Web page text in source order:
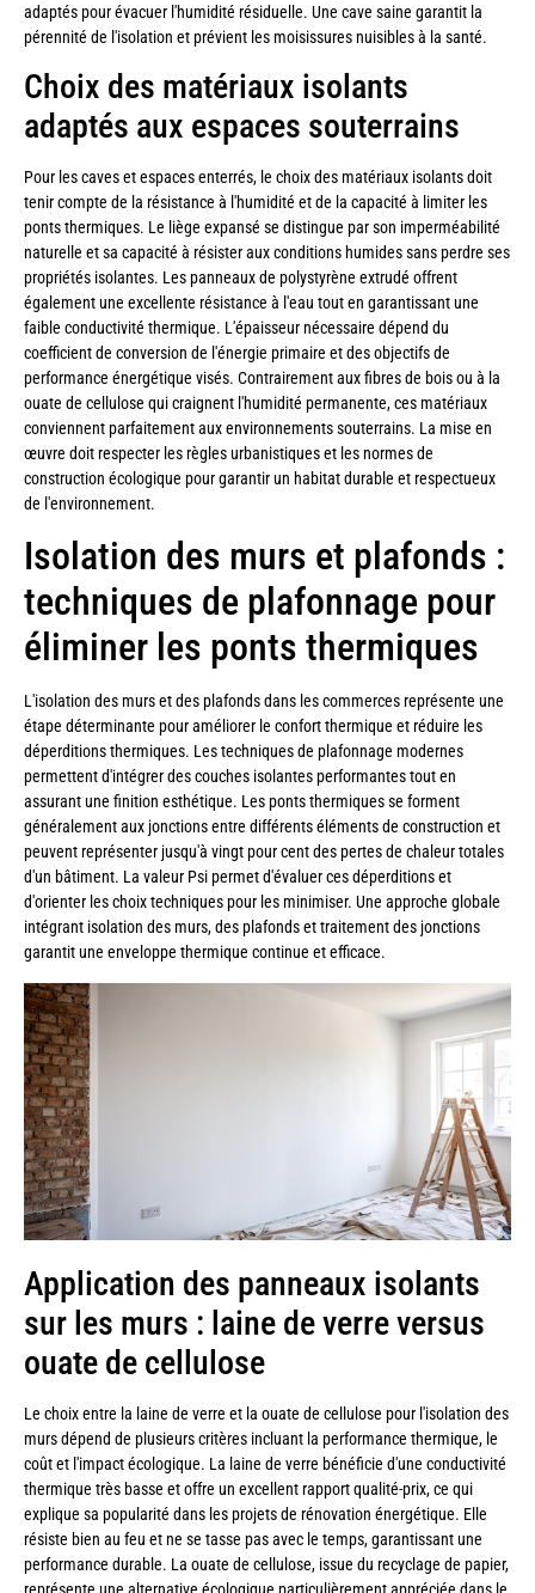
adaptés pour évacuer l'humidité résiduelle. Une cave saine garantit la
pérennité de l'isolation et prévient les moisissures nuisibles à la santé.
Choix des matériaux isolants
adaptés aux espaces souterrains
Pour les caves et espaces enterrés, le choix des matériaux isolants doit
tenir compte de la résistance à l'humidité et de la capacité à limiter les
ponts thermiques. Le liège expansé se distingue par son imperméabilité
naturelle et sa capacité à résister aux conditions humides sans perdre ses
propriétés isolantes. Les panneaux de polystyrène extrudé offrent
également une excellente résistance à l'eau tout en garantissant une
faible conductivité thermique. L'épaisseur nécessaire dépend du
coefficient de conversion de l'énergie primaire et des objectifs de
performance énergétique visés. Contrairement aux fibres de bois ou à la
ouate de cellulose qui craignent l'humidité permanente, ces matériaux
conviennent parfaitement aux environnements souterrains. La mise en
œuvre doit respecter les règles urbanistiques et les normes de
construction écologique pour garantir un habitat durable et respectueux
de l'environnement.
Isolation des murs et plafonds :
techniques de plafonnage pour
éliminer les ponts thermiques
L'isolation des murs et des plafonds dans les commerces représente une
étape déterminante pour améliorer le confort thermique et réduire les
déperditions thermiques. Les techniques de plafonnage modernes
permettent d'intégrer des couches isolantes performantes tout en
assurant une finition esthétique. Les ponts thermiques se forment
généralement aux jonctions entre différents éléments de construction et
peuvent représenter jusqu'à vingt pour cent des pertes de chaleur totales
d'un bâtiment. La valeur Psi permet d'évaluer ces déperditions et
d'orienter les choix techniques pour les minimiser. Une approche globale
intégrant isolation des murs, des plafonds et traitement des jonctions
garantit une enveloppe thermique continue et efficace.
Application des panneaux isolants
sur les murs : laine de verre versus
ouate de cellulose
Le choix entre la laine de verre et la ouate de cellulose pour l'isolation des
murs dépend de plusieurs critères incluant la performance thermique, le
coût et l'impact écologique. La laine de verre bénéficie d'une conductivité
thermique très basse et offre un excellent rapport qualité-prix, ce qui
explique sa popularité dans les projets de rénovation énergétique. Elle
résiste bien au feu et ne se tasse pas avec le temps, garantissant une
performance durable. La ouate de cellulose, issue du recyclage de papier,